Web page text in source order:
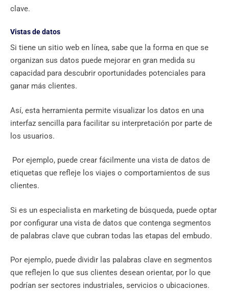
clave.
Vistas de datos
Si tiene un sitio web en línea, sabe que la forma en que se
organizan sus datos puede mejorar en gran medida su
capacidad para descubrir oportunidades potenciales para
ganar más clientes.
Así, esta herramienta permite visualizar los datos en una
interfaz sencilla para facilitar su interpretación por parte de
los usuarios.
Por ejemplo, puede crear fácilmente una vista de datos de
etiquetas que refleje los viajes o comportamientos de sus
clientes.
Si es un especialista en marketing de búsqueda, puede optar
por configurar una vista de datos que contenga segmentos
de palabras clave que cubran todas las etapas del embudo.
Por ejemplo, puede dividir las palabras clave en segmentos
que reflejen lo que sus clientes desean orientar, por lo que
podrían ser sectores industriales, servicios o ubicaciones.